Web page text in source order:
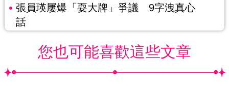
張員瑛屢爆「耍大牌」爭議 9字洩真心
話
您也可能喜歡這些文章